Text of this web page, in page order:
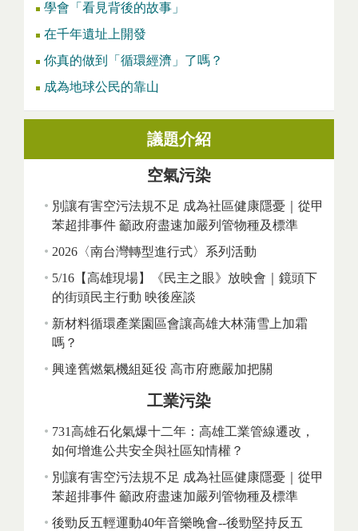
學會「看見背後的故事」
在千年遺址上開發
你真的做到「循環經濟」了嗎？
成為地球公民的靠山
議題介紹
空氣污染
別讓有害空污法規不足 成為社區健康隱憂｜從甲
苯超排事件 籲政府盡速加嚴列管物種及標準
2026〈南台灣轉型進行式〉系列活動
5/16【高雄現場】《民主之眼》放映會｜鏡頭下
的街頭民主行動 映後座談
新材料循環產業園區會讓高雄大林蒲雪上加霜
嗎？
興達舊燃氣機組延役 高市府應嚴加把關
工業污染
731高雄石化氣爆十二年：高雄工業管線遷改，
如何增進公共安全與社區知情權？
別讓有害空污法規不足 成為社區健康隱憂｜從甲
苯超排事件 籲政府盡速加嚴列管物種及標準
後勁反五輕運動40年音樂晚會--後勁堅持反五